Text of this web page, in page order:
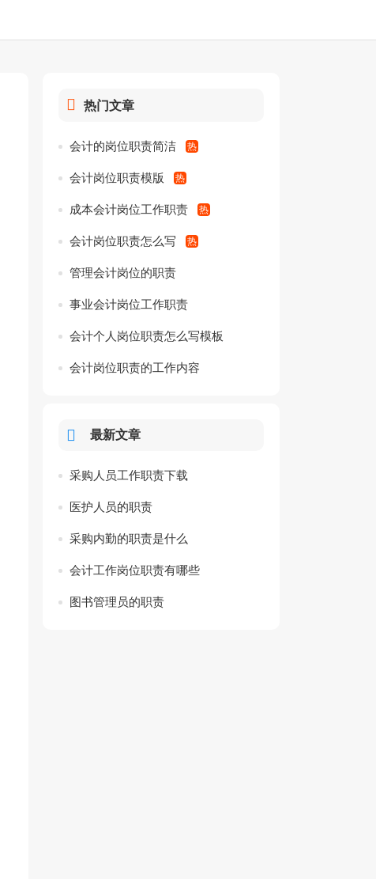
热门文章
会计的岗位职责简洁
会计岗位职责模版
成本会计岗位工作职责
会计岗位职责怎么写
管理会计岗位的职责
事业会计岗位工作职责
会计个人岗位职责怎么写模板
会计岗位职责的工作内容
最新文章
采购人员工作职责下载
医护人员的职责
采购内勤的职责是什么
会计工作岗位职责有哪些
图书管理员的职责